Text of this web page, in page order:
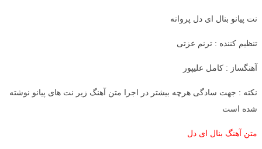
نت پیانو بنال ای دل پروانه
تنظیم کننده : ترنم عزتی
آهنگساز : کامل علیپور
نکته : جهت سادگی هرچه بیشتر در اجرا متن آهنگ زیر نت های پیانو نوشته
شده است
متن آهنگ بنال ای دل